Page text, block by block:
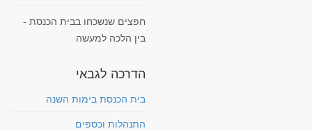
חפצים שנשכחו בבית הכנסת -
בין הלכה למעשה
הדרכה לגבאי
בית הכנסת בימות השנה
התנהלות וכספים